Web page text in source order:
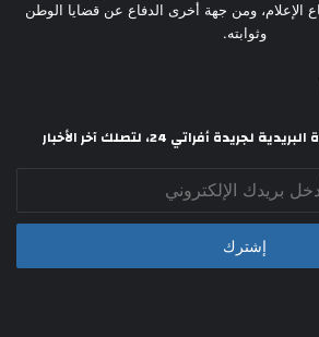
الإعلام، ومن جهة أخرى الدفاع عن قضايا الوطن
وثوابته.
أفراتي 24، لتصلك آخر الأخبار